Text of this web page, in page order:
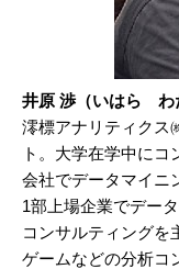
井原 渉（いはら わ
澪標アナリティク
ト。大学在学中に
会社でデータマイニ
1部上場企業でデー
コンサルティングを
ゲームなどの分析コ